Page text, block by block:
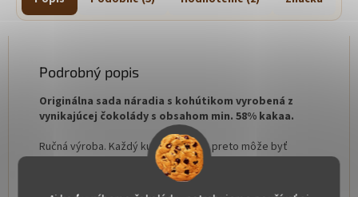
Podrobný popis
Originálna sada náradia s kohútikom vyrobená z
vynikajúcej čokolády s obsahom min. 58% kakaa.
Ručná výroba. Každý kus je originál, preto môže byť
farebne aj váhovo mierne odlišný
Zloženie
: kakao min. 58%, kakaové maslo, cukor,